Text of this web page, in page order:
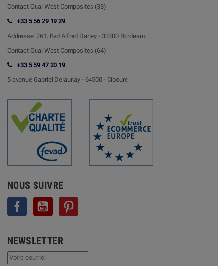
Contact Quai West Composites (33)
+33 5 56 29 19 29
Addresse: 261, Bvd Alfred Daney - 33300 Bordeaux
Contact Quai West Composites (64)
+33 5 59 47 20 19
5 avenue Gabriel Delaunay - 64500 - Ciboure
NOUS SUIVRE
Facebook YouTube
NEWSLETTER